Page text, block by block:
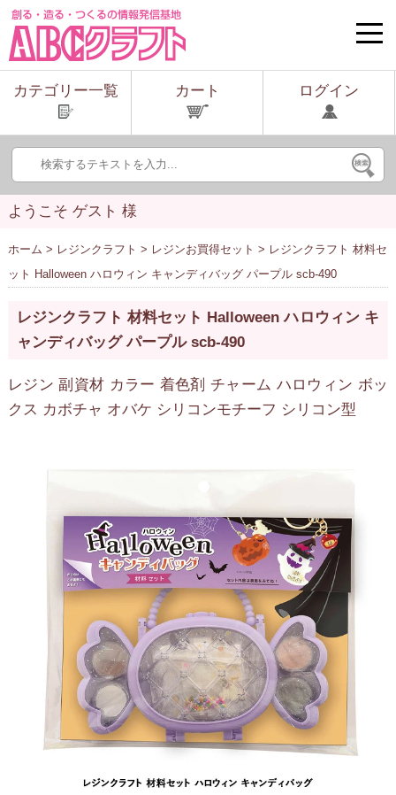
toggle
カテゴリー一覧
カート ログイン
ようこそ ゲスト 様
ホーム > レジンクラフト > レジンお買得セット > レジンクラフト 材料セ
ット Halloween ハロウィン キャンディバッグ パープル scb-490
レジンクラフト 材料セット Halloween ハロウィン キ
ャンディバッグ パープル scb-490
レジン 副資材 カラー 着色剤 チャーム ハロウィン ボッ
クス カボチャ オバケ シリコンモチーフ シリコン型